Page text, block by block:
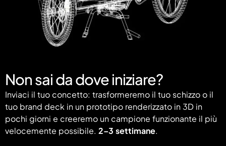
Non sai da dove iniziare?
Inviaci il tuo concetto: trasformeremo il tuo schizzo o il
tuo brand deck in un prototipo renderizzato in 3D in
pochi giorni e creeremo un campione funzionante il più
velocemente possibile. 2–3 settimane.